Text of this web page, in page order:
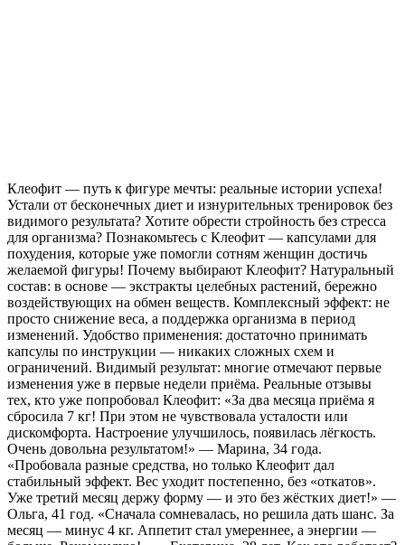
Клеофит — путь к фигуре мечты: реальные истории успеха!
Устали от бесконечных диет и изнурительных тренировок без
видимого результата? Хотите обрести стройность без стресса
для организма? Познакомьтесь с Клеофит — капсулами для
похудения, которые уже помогли сотням женщин достичь
желаемой фигуры! Почему выбирают Клеофит? Натуральный
состав: в основе — экстракты целебных растений, бережно
воздействующих на обмен веществ. Комплексный эффект: не
просто снижение веса, а поддержка организма в период
изменений. Удобство применения: достаточно принимать
капсулы по инструкции — никаких сложных схем и
ограничений. Видимый результат: многие отмечают первые
изменения уже в первые недели приёма. Реальные отзывы
тех, кто уже попробовал Клеофит: «За два месяца приёма я
сбросила 7 кг! При этом не чувствовала усталости или
дискомфорта. Настроение улучшилось, появилась лёгкость.
Очень довольна результатом!» — Марина, 34 года.
«Пробовала разные средства, но только Клеофит дал
стабильный эффект. Вес уходит постепенно, без «откатов».
Уже третий месяц держу форму — и это без жёстких диет!» —
Ольга, 41 год. «Сначала сомневалась, но решила дать шанс. За
месяц — минус 4 кг. Аппетит стал умереннее, а энергии —